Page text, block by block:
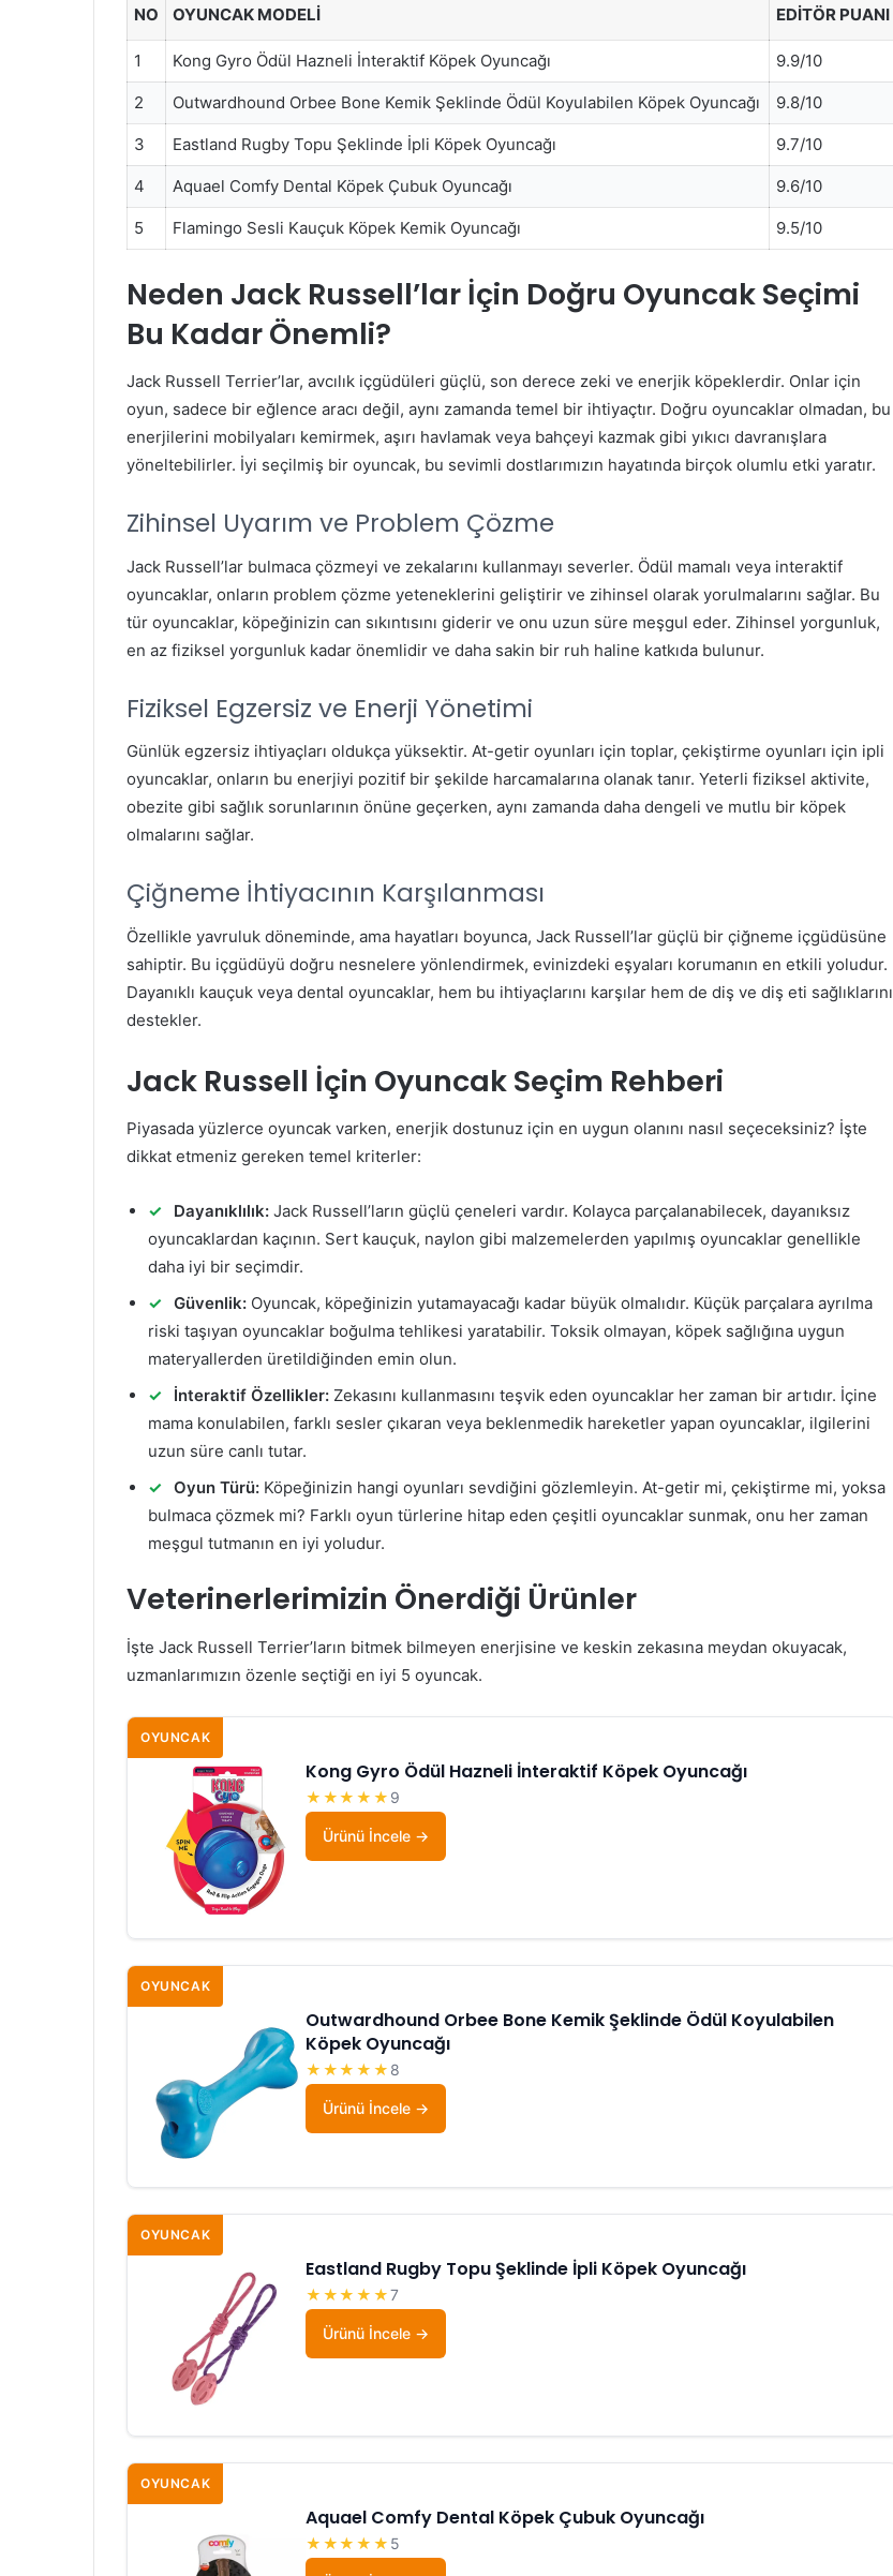
NO OYUNCAK MODELI EDITÖR PUANI
1 Kong Gyro Ödül Hazneli İnteraktif Köpek Oyuncağı 9.9/10
2 Outwardhound Orbee Bone Kemik Şeklinde Ödül Koyulabilen Köpek Oyuncağı 9.8/10
3 Eastland Rugby Topu Şeklinde İpli Köpek Oyuncağı 9.7/10
4 Aquael Comfy Dental Köpek Çubuk Oyuncağı 9.6/10
5 Flamingo Sesli Kauçuk Köpek Kemik Oyuncağı 9.5/10
Neden Jack Russell’lar İçin Doğru Oyuncak Seçimi
Bu Kadar Önemli?
Jack Russell Terrier’lar, avcılık içgüdüleri güçlü, son derece zeki ve enerjik köpeklerdir. Onlar için
oyun, sadece bir eğlence aracı değil, aynı zamanda temel bir ihtiyaçtır. Doğru oyuncaklar olmadan, bu
enerjilerini mobilyaları kemirmek, aşırı havlamak veya bahçeyi kazmak gibi yıkıcı davranışlara
yöneltebilirler. İyi seçilmiş bir oyuncak, bu sevimli dostlarımızın hayatında birçok olumlu etki yaratır.
Zihinsel Uyarım ve Problem Çözme
Jack Russell’lar bulmaca çözmeyi ve zekalarını kullanmayı severler. Ödül mamalı veya interaktif
oyuncaklar, onların problem çözme yeteneklerini geliştirir ve zihinsel olarak yorulmalarını sağlar. Bu
tür oyuncaklar, köpeğinizin can sıkıntısını giderir ve onu uzun süre meşgul eder. Zihinsel yorgunluk,
en az fiziksel yorgunluk kadar önemlidir ve daha sakin bir ruh haline katkıda bulunur.
Fiziksel Egzersiz ve Enerji Yönetimi
Günlük egzersiz ihtiyaçları oldukça yüksektir. At-getir oyunları için toplar, çekiştirme oyunları için ipli
oyuncaklar, onların bu enerjiyi pozitif bir şekilde harcamalarına olanak tanır. Yeterli fiziksel aktivite,
obezite gibi sağlık sorunlarının önüne geçerken, aynı zamanda daha dengeli ve mutlu bir köpek
olmalarını sağlar.
Çiğneme İhtiyacının Karşılanması
Özellikle yavruluk döneminde, ama hayatları boyunca, Jack Russell’lar güçlü bir çiğneme içgüdüsüne
sahiptir. Bu içgüdüyü doğru nesnelere yönlendirmek, evinizdeki eşyaları korumanın en etkili yoludur.
Dayanıklı kauçuk veya dental oyuncaklar, hem bu ihtiyaçlarını karşılar hem de diş ve diş eti sağlıklarını
destekler.
Jack Russell İçin Oyuncak Seçim Rehberi
Piyasada yüzlerce oyuncak varken, enerjik dostunuz için en uygun olanını nasıl seçeceksiniz? İşte
dikkat etmeniz gereken temel kriterler:
Dayanıklılık: Jack Russell’ların güçlü çeneleri vardır. Kolayca parçalanabilecek, dayanıksız
oyuncaklardan kaçının. Sert kauçuk, naylon gibi malzemelerden yapılmış oyuncaklar genellikle
daha iyi bir seçimdir.
Güvenlik: Oyuncak, köpeğinizin yutamayacağı kadar büyük olmalıdır. Küçük parçalara ayrılma
riski taşıyan oyuncaklar boğulma tehlikesi yaratabilir. Toksik olmayan, köpek sağlığına uygun
materyallerden üretildiğinden emin olun.
İnteraktif Özellikler: Zekasını kullanmasını teşvik eden oyuncaklar her zaman bir artıdır. İçine
mama konulabilen, farklı sesler çıkaran veya beklenmedik hareketler yapan oyuncaklar, ilgilerini
uzun süre canlı tutar.
Oyun Türü: Köpeğinizin hangi oyunları sevdiğini gözlemleyin. At-getir mi, çekiştirme mi, yoksa
bulmaca çözmek mi? Farklı oyun türlerine hitap eden çeşitli oyuncaklar sunmak, onu her zaman
meşgul tutmanın en iyi yoludur.
Veterinerlerimizin Önerdiği Ürünler
İşte Jack Russell Terrier’ların bitmek bilmeyen enerjisine ve keskin zekasına meydan okuyacak,
uzmanlarımızın özenle seçtiği en iyi 5 oyuncak.
OYUNCAK
Kong Gyro Ödül Hazneli İnteraktif Köpek Oyuncağı
★★★★★ 9
Ürünü İncele
OYUNCAK
Outwardhound Orbee Bone Kemik Şeklinde Ödül Koyulabilen
Köpek Oyuncağı
★★★★★ 8
Ürünü İncele
OYUNCAK
Eastland Rugby Topu Şeklinde İpli Köpek Oyuncağı
★★★★★7
Ürünü İncele
OYUNCAK
Aquael Comfy Dental Köpek Çubuk Oyuncağı
★★★★★ 5